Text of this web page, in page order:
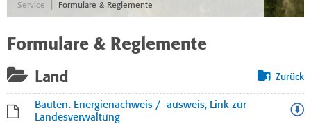
Service Formulare & Reglemente
Formulare & Reglemente
Zurück
Land
Bauten: Energienachweis / -ausweis, Link zur
Landesverwaltung